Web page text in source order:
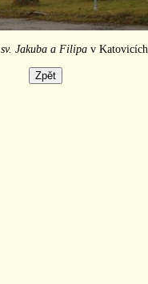
sv. Jakuba a Filipav Katovicích